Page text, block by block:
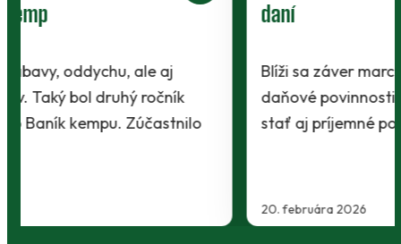
daní
Blíži sa záver marca a to znamená jediné -
daňové povinnosti. Avšak z povinnosti sa môže
stať aj príjemné potešenie.…